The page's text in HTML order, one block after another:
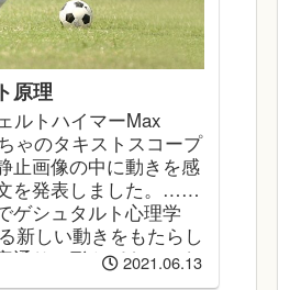
原理
ルトハイマーMax
ゃのタキストスコープ
止画像の中に動きを感
を発表しました。……
ゲシュタルト心理学
新しい動きをもたらし
通り、形やパターンを
2021.06.13